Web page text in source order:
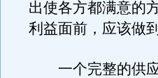
出使各方都满意的
利益面前，应该做
一个完整的供应